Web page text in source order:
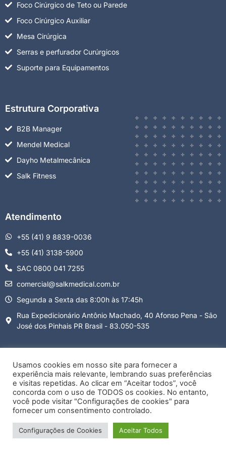
Foco Cirúrgico de Teto ou Parede
Foco Cirúrgico Auxiliar
Mesa Cirúrgica
Serras e perfurador Curúrgicos
Suporte para Equipamentos
Estrutura Corporativa
B2B Manager
Mendel Medical
Dayho Metalmecânica
Salk Fitness
Atendimento
+55 (41) 9 8839-0036
+55 (41) 3138-5900
SAC 0800 041 7255
comercial@salkmedical.com.br
Segunda a Sexta das 8:00h às 17:45h
Rua Expedicionário Antônio Machado, 40 Afonso Pena - São
José dos Pinhais PR Brasil - 83.050-535
Termos e condições Política de privacidade
Política de cookies
Notificação de Direitos Autorais
Copyright ©Salk Medical –All Rights Reserved.
Usamos cookies em nosso site para fornecer a
experiência mais relevante, lembrando suas preferências
e visitas repetidas. Ao clicar em “Aceitar todos”, você
concorda com o uso de TODOS os cookies. No entanto,
você pode visitar "Configurações de cookies" para
fornecer um consentimento controlado.
Configurações de Cookies Aceitar Todos